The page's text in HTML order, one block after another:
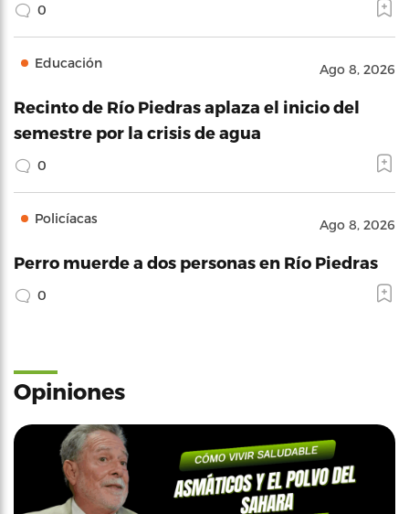
0
Educación Ago 8, 2026
Recinto de Río Piedras aplaza el inicio del
semestre por la crisis de agua
0
Policíacas Ago 8, 2026
Perro muerde a dos personas en Río Piedras
0
Opiniones